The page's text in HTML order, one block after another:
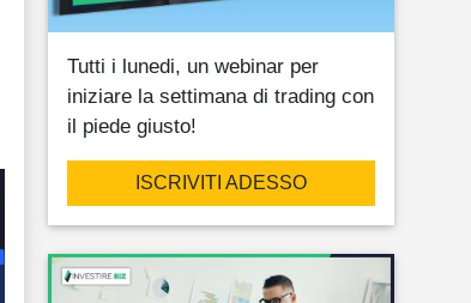
Tutti i lunedi, un webinar per
iniziare la settimana di trading con
il piede giusto!
ISCRIVITI ADESSO